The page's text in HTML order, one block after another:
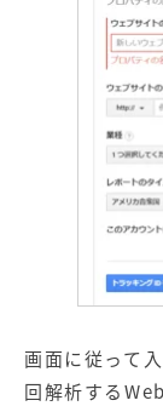
画面に従って
回解析する